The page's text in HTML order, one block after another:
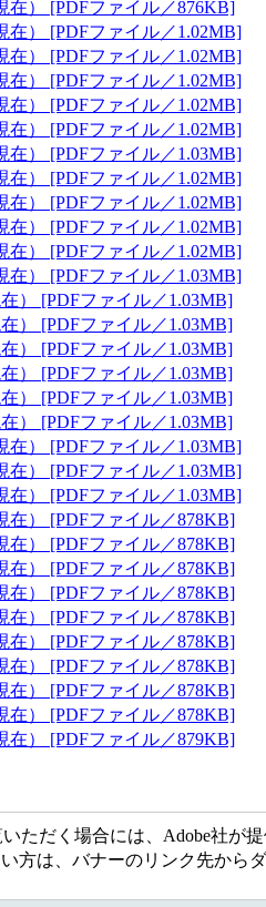
在） [PDFファイル／876KB]
在） [PDFファイル／1.02MB]
在） [PDFファイル／1.02MB]
在） [PDFファイル／1.02MB]
在） [PDFファイル／1.02MB]
在） [PDFファイル／1.02MB]
在） [PDFファイル／1.03MB]
在） [PDFファイル／1.02MB]
在） [PDFファイル／1.02MB]
在） [PDFファイル／1.02MB]
在） [PDFファイル／1.02MB]
在） [PDFファイル／1.03MB]
） [PDFファイル／1.03MB]
） [PDFファイル／1.03MB]
） [PDFファイル／1.03MB]
） [PDFファイル／1.03MB]
） [PDFファイル／1.03MB]
） [PDFファイル／1.03MB]
在） [PDFファイル／1.03MB]
在） [PDFファイル／1.03MB]
在） [PDFファイル／1.03MB]
在） [PDFファイル／878KB]
在） [PDFファイル／878KB]
在） [PDFファイル／878KB]
在） [PDFファイル／878KB]
在） [PDFファイル／878KB]
在） [PDFファイル／878KB]
在） [PDFファイル／878KB]
在） [PDFファイル／878KB]
在） [PDFファイル／878KB]
在） [PDFファイル／879KB]
ただく場合には、Adobe社が提
い方は、バナーのリンク先から